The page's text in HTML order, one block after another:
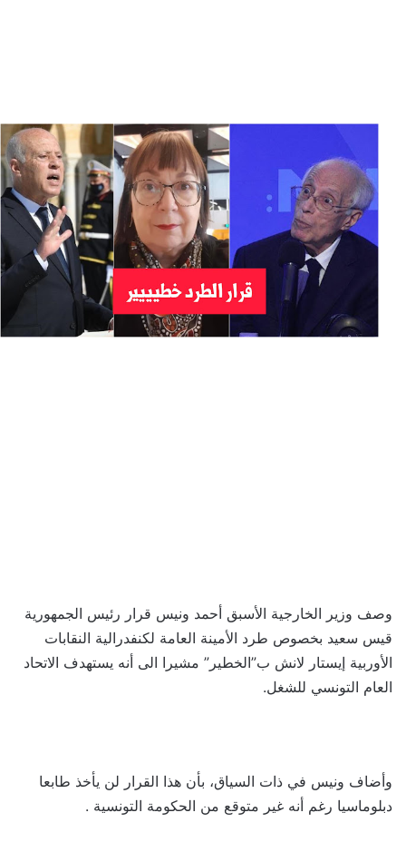
وصف وزير الخارجية الأسبق أحمد ونيس قرار رئيس الجمهورية
قيس سعيد بخصوص طرد الأمينة العامة لكنفدرالية النقابات
الأوربية إيستار لانش ب”الخطير” مشيرا الى أنه يستهدف الاتحاد
العام التونسي للشغل.
وأضاف ونيس في ذات السياق، بأن هذا القرار لن يأخذ طابعا
دبلوماسيا رغم أنه غير متوقع من الحكومة التونسية .